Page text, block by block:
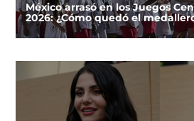
México arrasó en los Juegos
2026: ¿Cómo quedó el